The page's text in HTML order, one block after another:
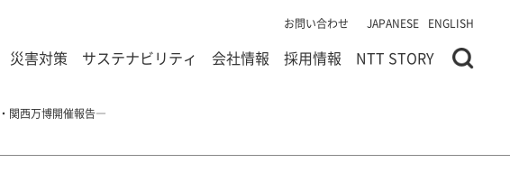
お問い合わせ JAPANESE ENGLISH
災害対策 サステナビリティ 会社情報 採用情報 NTT STORY
関西万博開催報告―